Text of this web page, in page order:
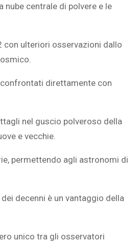
nube centrale di polvere e le
con ulteriori osservazioni dallo
direttamente con
nel guscio polveroso della
e vecchie.
permettendo agli astronomi di
decenni è un vantaggio della
unico tra gli osservatori